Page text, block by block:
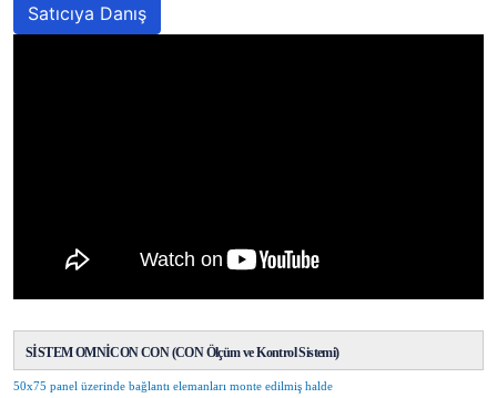
Satıcıya Danış
SİSTEM OMNİCON CON (CON Ölçüm ve Kontrol Sistemi)
50x75 panel üzerinde bağlantı elemanları monte edilmiş halde